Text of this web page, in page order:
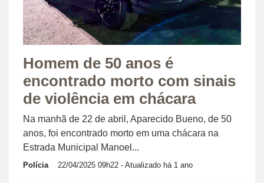
Homem de 50 anos é
encontrado morto com sinais
de violência em chácara
Na manhã de 22 de abril, Aparecido Bueno, de 50
anos, foi encontrado morto em uma chácara na
Estrada Municipal Manoel...
Polícia 22/04/2025 09h22 - Atualizado há 1 ano